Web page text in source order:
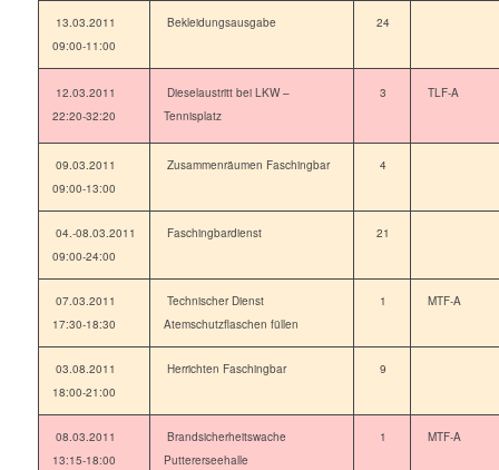
13.03.2011
09:00-11:00
Bekleidungsausgabe 24
12.03.2011
22:20-32:20
Dieselaustritt bei LKW –
Tennisplatz
3 TLF-A
09.03.2011
09:00-13:00
Zusammenräumen Faschingbar 4
04.-08.03.2011
09:00-24:00
Faschingbardienst 21
07.03.2011
17:30-18:30
Technischer Dienst
Atemschutzflaschen füllen
1 MTF-A
03.08.2011
18:00-21:00
Herrichten Faschingbar 9
08.03.2011
13:15-18:00
Brandsicherheitswache
Puttererseehalle
1 MTF-A